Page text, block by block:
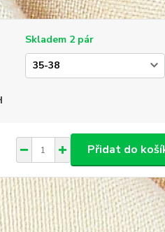
Skladem 2 pár
Přidat do